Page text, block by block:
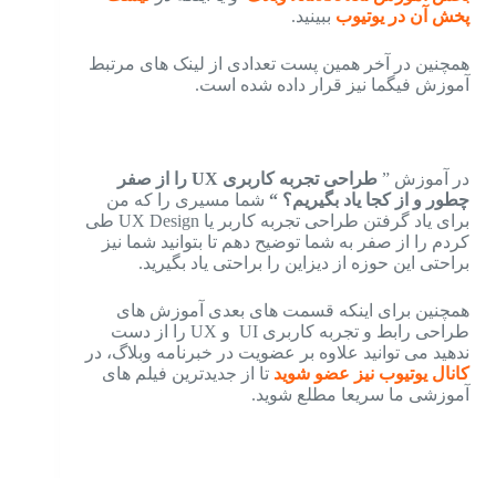
پخش آن در یوتیوب ببینید.
همچنین در آخر همین پست تعدادی از لینک های مرتبط
آموزش فیگما نیز قرار داده شده است.
در آموزش ”
طراحی تجربه کاربری UX را از صفر
چطور و از کجا یاد بگیریم؟ “ شما مسیری را که من
برای یاد گرفتن طراحی تجربه کاربر یا UX Design طی
کردم را از صفر به شما توضیح دهم تا بتوانید شما نیز
براحتی این حوزه از دیزاین را براحتی یاد بگیرید.
همچنین برای اینکه قسمت های بعدی آموزش های
طراحی رابط و تجربه کاربری UI و UX را از دست
ندهید می توانید علاوه بر عضویت در خبرنامه وبلاگ، در
کانال یوتیوب نیز عضو شوید تا از جدیدترین فیلم های
آموزشی ما سریعا مطلع شوید.